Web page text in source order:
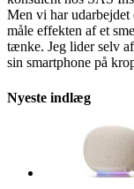
Men vi har udarbejdet
måle effekten af et
tænke. Jeg lider selv
sin smartphone på
Nyeste indlæg